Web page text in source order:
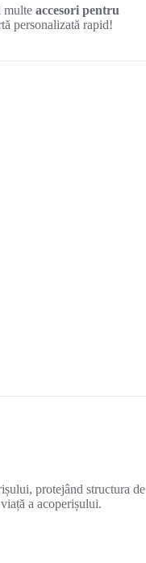
multeaccesori pentru
personalizată rapid!
protejând structura de
a acoperișului.